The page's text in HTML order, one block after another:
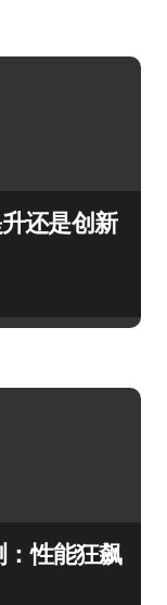
还是创新
：性能狂飙